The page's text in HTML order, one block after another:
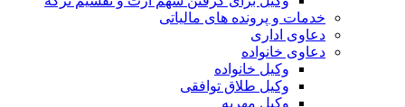
خدمات و پرونده های مالیاتی
دعاوی اداری
دعاوی خانواده
وکیل خانواده
وکیل طلاق توافقی
وکیل مهریه